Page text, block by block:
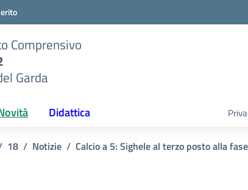
Comprensivo
Garda
Didattica
18 Notizie Calcio a 5: Sighele al terzo posto alla